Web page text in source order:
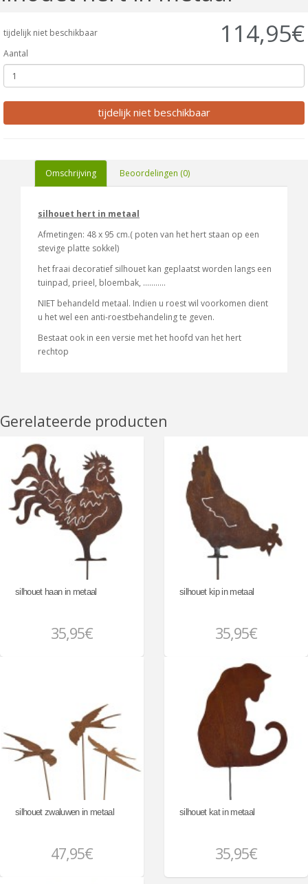
tijdelijk niet beschikbaar 114,95€
Aantal
tijdelijk niet beschikbaar
Omschrijving Beoordelingen (0)
silhouet hert in metaal
Afmetingen: 48 x 95 cm.( poten van het hert staan op een
stevige platte sokkel)
het fraai decoratief silhouet kan geplaatst worden langs een
tuinpad, prieel, bloembak, ...........
NIET behandeld metaal. Indien u roest wil voorkomen dient
u het wel een anti-roestbehandeling te geven.
Bestaat ook in een versie met het hoofd van het hert
rechtop
Gerelateerde producten
silhouet haan in metaal
35,95€
silhouet kip in metaal
35,95€
silhouet zwaluwen in metaal
47,95€
silhouet kat in metaal
35,95€